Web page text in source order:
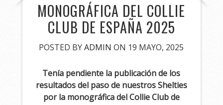
MONOGRÁFICA DEL COLLIE
CLUB DE ESPAÑA 2025
POSTED BYADMIN ON 19 MAYO, 2025
Tenía pendiente la publicación de los
resultados del paso de nuestros Shelties
por la monográfica del Collie Club de